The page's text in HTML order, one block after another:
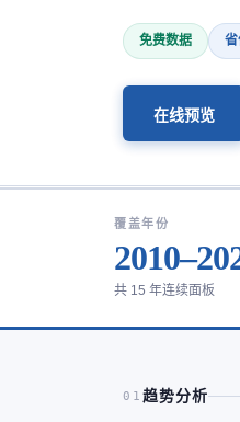
免费数据
在线预览
覆盖年份
共 15 年连续面板
01 趋势分析